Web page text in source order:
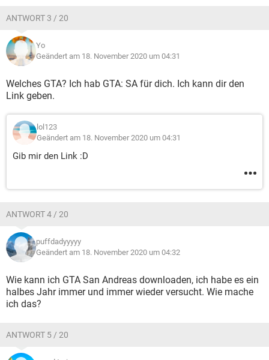
ANTWORT 3 / 20
Yo
Geändert am 18. November 2020 um 04:31
Welches GTA? Ich hab GTA: SA für dich. Ich kann dir den
Link geben.
lol123
Geändert am 18. November 2020 um 04:31
Gib mir den Link :D
ANTWORT 4 / 20
puffdadyyyyy
Geändert am 18. November 2020 um 04:32
Wie kann ich GTA San Andreas downloaden, ich habe es ein
halbes Jahr immer und immer wieder versucht. Wie mache
ich das?
ANTWORT 5 / 20